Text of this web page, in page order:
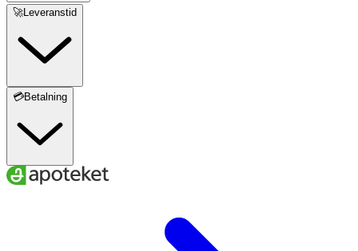
🚀Leveranstid
💳Betalning